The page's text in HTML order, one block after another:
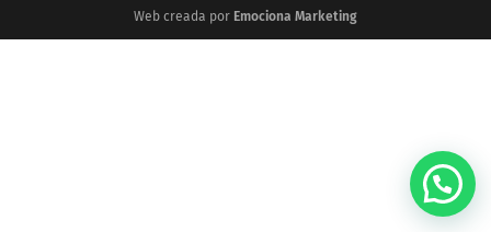
Web creada por Emociona Marketing